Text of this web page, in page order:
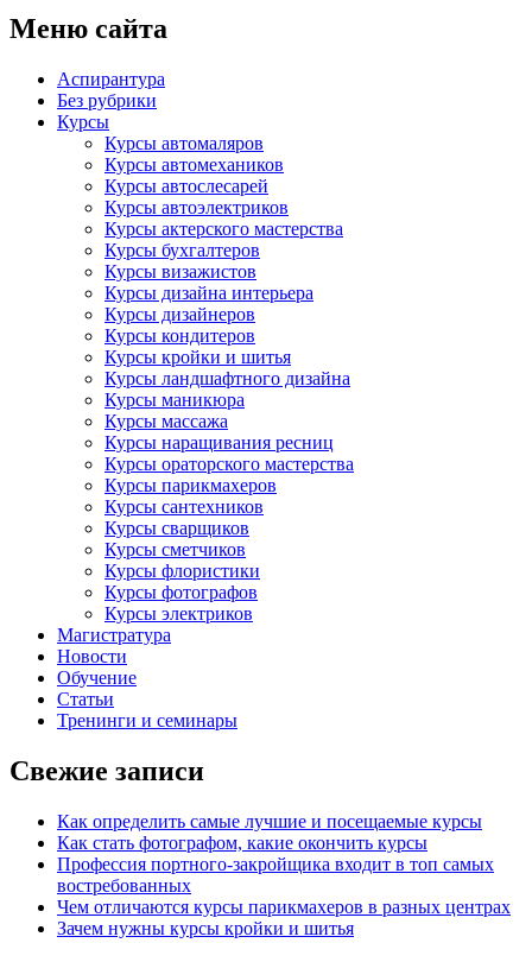
Меню сайта
Аспирантура
Без рубрики
Курсы
Курсы автомаляров
Курсы автомехаников
Курсы автослесарей
Курсы автоэлектриков
Курсы актерского мастерства
Курсы бухгалтеров
Курсы визажистов
Курсы дизайна интерьера
Курсы дизайнеров
Курсы кондитеров
Курсы кройки и шитья
Курсы ландшафтного дизайна
Курсы маникюра
Курсы массажа
Курсы наращивания ресниц
Курсы ораторского мастерства
Курсы парикмахеров
Курсы сантехников
Курсы сварщиков
Курсы сметчиков
Курсы флористики
Курсы фотографов
Курсы электриков
Магистратура
Новости
Обучение
Статьи
Тренинги и семинары
Свежие записи
Как определить самые лучшие и посещаемые курсы
Как стать фотографом, какие окончить курсы
Профессия портного-закройщика входит в топ самых
востребованных
Чем отличаются курсы парикмахеров в разных центрах
Зачем нужны курсы кройки и шитья